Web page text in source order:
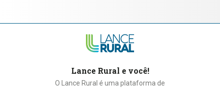
Lance Rural e você!
O Lance Rural é uma plataforma de